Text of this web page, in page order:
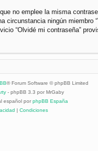
no emplee la misma
ningún
“Olvidé mi contraseña”
® Forum Software © phpBB Limited
- phpBB 3.3 por MrGaby
español por phpBB España
| Condiciones